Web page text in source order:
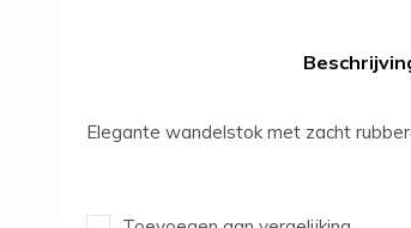
Elegante wandelstok met zacht